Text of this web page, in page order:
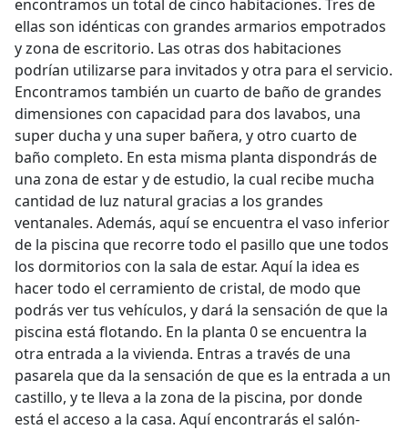
encontramos un total de cinco habitaciones. Tres de
ellas son idénticas con grandes armarios empotrados
y zona de escritorio. Las otras dos habitaciones
podrían utilizarse para invitados y otra para el servicio.
Encontramos también un cuarto de baño de grandes
dimensiones con capacidad para dos lavabos, una
super ducha y una super bañera, y otro cuarto de
baño completo. En esta misma planta dispondrás de
una zona de estar y de estudio, la cual recibe mucha
cantidad de luz natural gracias a los grandes
ventanales. Además, aquí se encuentra el vaso inferior
de la piscina que recorre todo el pasillo que une todos
los dormitorios con la sala de estar. Aquí la idea es
hacer todo el cerramiento de cristal, de modo que
podrás ver tus vehículos, y dará la sensación de que la
piscina está flotando. En la planta 0 se encuentra la
otra entrada a la vivienda. Entras a través de una
pasarela que da la sensación de que es la entrada a un
castillo, y te lleva a la zona de la piscina, por donde
está el acceso a la casa. Aquí encontrarás el salón-